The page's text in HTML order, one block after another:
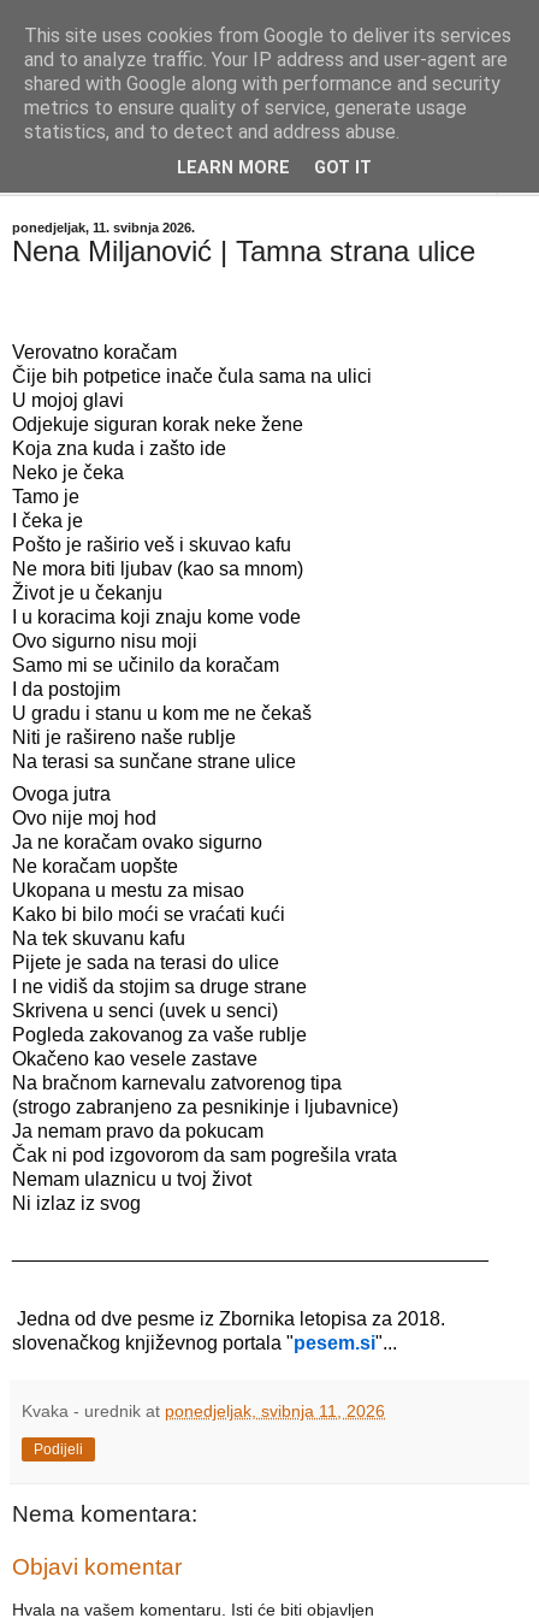
"Kvaka"
Časopis za književnost ISSN 2459-5632
ponedjeljak, 11. svibnja 2026.
Nena Miljanović | Tamna strana ulice
Verovatno koračam
Čije bih potpetice inače čula sama na ulici
U mojoj glavi
Odjekuje siguran korak neke žene
Koja zna kuda i zašto ide
Neko je čeka
Tamo je
I čeka je
Pošto je raširio veš i skuvao kafu
Ne mora biti ljubav (kao sa mnom)
Život je u čekanju
I u koracima koji znaju kome vode
Ovo sigurno nisu moji
Samo mi se učinilo da koračam
I da postojim
U gradu i stanu u kom me ne čekaš
Niti je rašireno naše rublje
Na terasi sa sunčane strane ulice
Ovoga jutra
Ovo nije moj hod
Ja ne koračam ovako sigurno
Ne koračam uopšte
Ukopana u mestu za misao
Kako bi bilo moći se vraćati kući
Na tek skuvanu kafu
Pijete je sada na terasi do ulice
I ne vidiš da stojim sa druge strane
Skrivena u senci (uvek u senci)
Pogleda zakovanog za vaše rublje
Okačeno kao vesele zastave
Na bračnom karnevalu zatvorenog tipa
(strogo zabranjeno za pesnikinje i ljubavnice)
Ja nemam pravo da pokucam
Čak ni pod izgovorom da sam pogrešila vrata
Nemam ulaznicu u tvoj život
Ni izlaz iz svog
Jedna od dve pesme iz Zbornika letopisa za 2018.
slovenačkog književnog portala "pesem.si"...
Kvaka - urednik at ponedjeljak, svibnja 11, 2026
Podijeli
Nema komentara:
Objavi komentar
Hvala na vašem komentaru. Isti će biti objavljen
This site uses cookies from Google to deliver its services
and to analyze traffic. Your IP address and user-agent are
shared with Google along with performance and security
metrics to ensure quality of service, generate usage
statistics, and to detect and address abuse.
LEARN MORE GOT IT